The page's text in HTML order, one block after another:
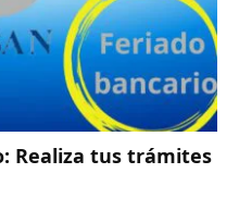
Realiza tus trámites